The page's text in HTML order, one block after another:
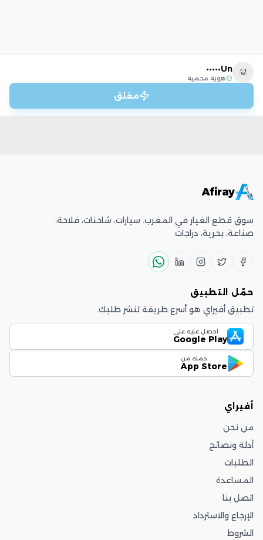
U
Un•••••
هوية محمية
مغلق
Afiray
سوق قطع الغيار في المغرب. سيارات، شاحنات، فلاحة،
صناعة، بحرية، دراجات.
حمّل التطبيق
تطبيق أفيراي هو أسرع طريقة لنشر طلبك.
احصل عليه على
Google Play
حمله من
App Store
أفيراي
من نحن
أدلة ونصائح
الطلبات
المساعدة
اتصل بنا
الإرجاع والاسترداد
الشروط